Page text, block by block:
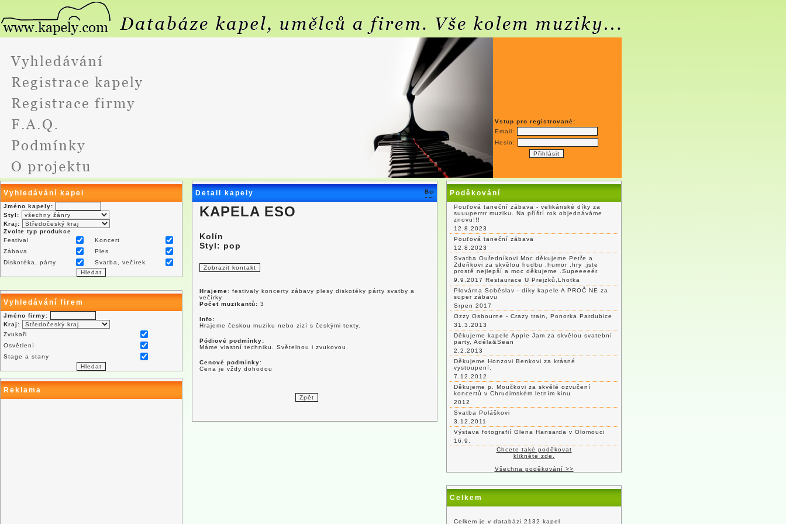
Vstup pro registrované:
Email:
Heslo:
Vyhledávání kapel
Jméno kapely:
Styl:
Kraj:
Zvolte typ produkce
Festival
Koncert
Zábava
Ples
Diskotéka, párty
Svatba, večírek
Vyhledávání firem
Jméno firmy:
Kraj:
Zvukaři
Osvětlení
Stage a stany
Reklama
Detail kapely
KAPELA ESO
Kolín
Styl: pop
Hrajeme: festivaly koncerty zábavy plesy diskotéky párty svatby a
večírky
Počet muzikantů: 3
Info:
Hrajeme českou muziku nebo zizí s českými texty.
Pódiové podmínky:
Máme vlastní techniku. Světelnou i zvukovou.
Cenové podmínky:
Cena je vždy dohodou
Poděkování
Pouťová taneční zábava - velikánské díky za
suuuperrrr muziku. Na příští rok objednáváme
znovu!!!
12.8.2023
Pouťová taneční zábava
12.8.2023
Svatba Ouředníkovi Moc děkujeme Petře a
Zdeňkovi za skvělou hudbu ,humor ,hry ,jste
prostě nejlepší a moc děkujeme .Supeeeeér
9.9.2017 Restaurace U Prejzků,Lhotka
Plovárna Soběslav - díky kapele A PROČ NE za
super zábavu
Srpen 2017
Ozzy Osbourne - Crazy train, Ponorka Pardubice
31.3.2013
Děkujeme kapele Apple Jam za skvělou svatební
party, Adéla&Sean
2.2.2013
Děkujeme Honzovi Benkovi za krásné
vystoupení.
7.12.2012
Děkujeme p. Moučkovi za skvělé ozvučení
koncertů v Chrudimském letním kinu
2012
Svatba Poláškovi
3.12.2011
Výstava fotografií Glena Hansarda v Olomouci
16.9.
Chcete také poděkovat
klikněte zde.
Všechna poděkování >>
Celkem
Celkem je v databázi 2132 kapel